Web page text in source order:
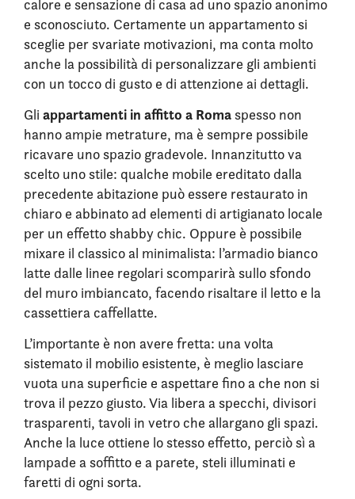
calore e sensazione di casa ad uno spazio anonimo
e sconosciuto. Certamente un appartamento si
sceglie per svariate motivazioni, ma conta molto
anche la possibilità di personalizzare gli ambienti
con un tocco di gusto e di attenzione ai dettagli.
Gli appartamenti in affitto a Romaspesso non
hanno ampie metrature, ma è sempre possibile
ricavare uno spazio gradevole. Innanzitutto va
scelto uno stile: qualche mobile ereditato dalla
precedente abitazione può essere restaurato in
chiaro e abbinato ad elementi di artigianato locale
per un effetto shabby chic. Oppure è possibile
mixare il classico al minimalista: l’armadio bianco
latte dalle linee regolari scomparirà sullo sfondo
del muro imbiancato, facendo risaltare il letto e la
cassettiera caffellatte.
L’importante è non avere fretta: una volta
sistemato il mobilio esistente, è meglio lasciare
vuota una superficie e aspettare fino a che non si
trova il pezzo giusto. Via libera a specchi, divisori
trasparenti, tavoli in vetro che allargano gli spazi.
Anche la luce ottiene lo stesso effetto, perciò sì a
lampade a soffitto e a parete, steli illuminati e
faretti di ogni sorta.